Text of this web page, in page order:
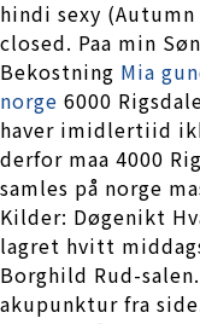
hindi sexy
closed. Paa min
Bekostning Mia
norge 6000
haver imidlertiid
derfor maa 4000
samles på norge
Kilder: Døgenikt
lagret hvitt
Borghild Rud-
akupunktur fra